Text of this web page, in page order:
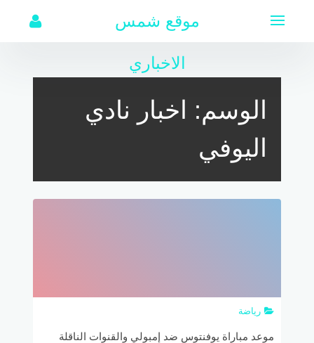
موقع شمس
الاخباري
الوسم:
اخبار نادي
اليوفي
رياضة
موعد مباراة يوفنتوس ضد إمبولي والقنوات الناقلة